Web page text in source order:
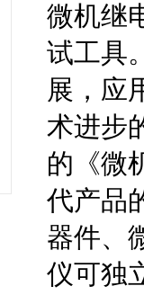
微机继
试工具
展，应
术进步
的《微
代产品
器件、
仪可独